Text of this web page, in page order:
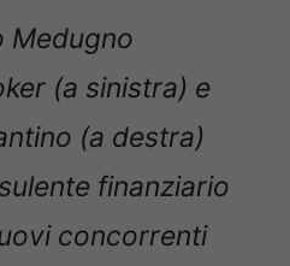
Medugno
(a sinistra) e
(a destra)
finanziario
concorrenti